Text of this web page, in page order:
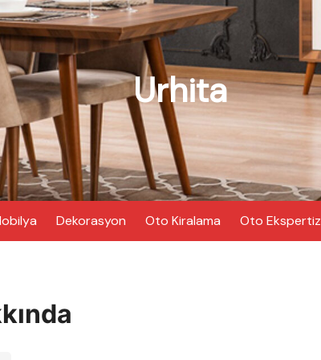
Urhita
Dekorasyon Oto Kiralama Oto Ekspertiz